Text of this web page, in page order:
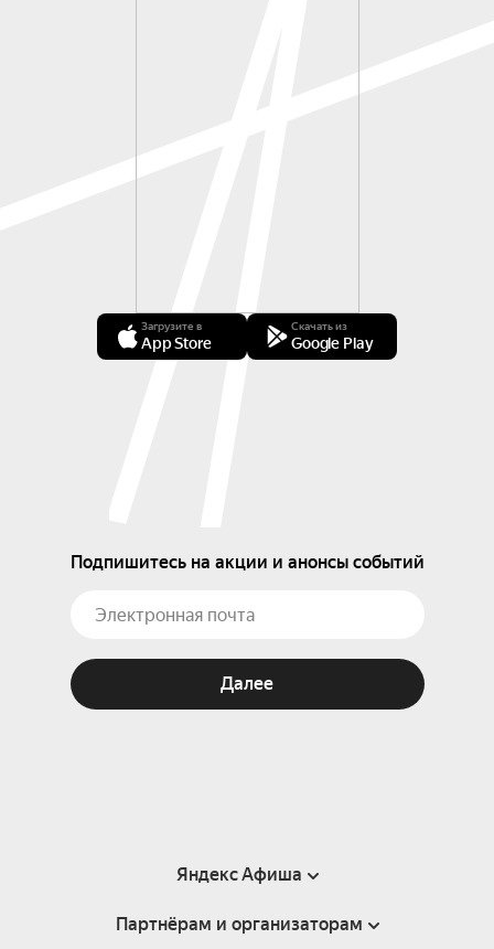
Загрузите в
App Store
Скачать из
Google Play
Подпишитесь на акции и анонсы событий
Далее
Яндекс Афиша
Справка
Партнёрам и организаторам